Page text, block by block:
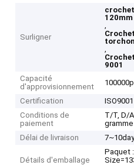
Surligner
120mm
,
torchon
,
9001
Capacité
d'approvisionnement
Certification
ISO9001
Conditions de
paiement
T/T, D/
Délai de livraison
Détails d'emballage
Paquet